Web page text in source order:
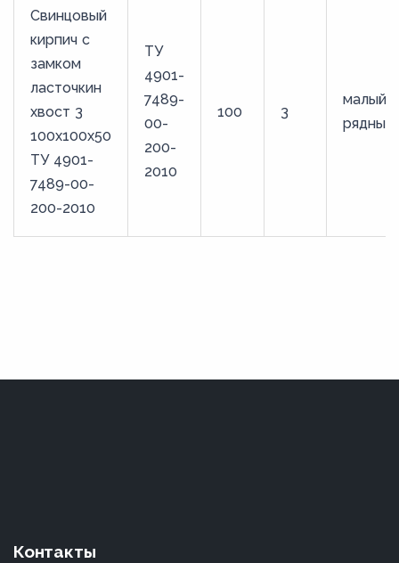
Свинцовый
кирпич с
замком
ласточкин
хвост 3
100x100x50
ТУ 4901-
7489-00-
200-2010
ТУ
4901-
7489-
00-
200-
2010
100 3
малый
рядный
Контакты